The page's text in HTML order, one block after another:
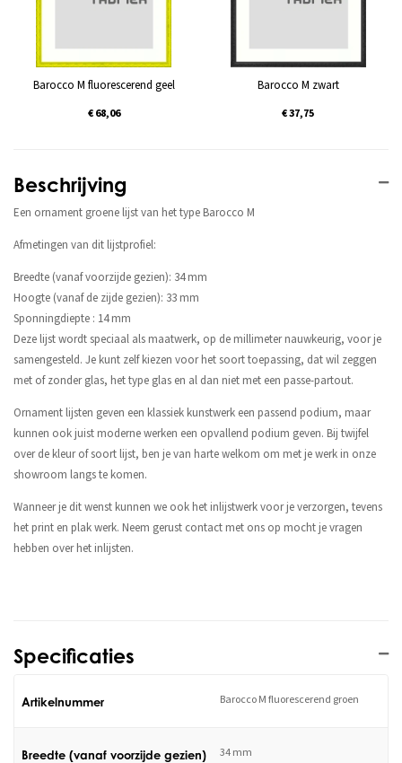
Beschrijving
Een ornament groene lijst van het type Barocco M
Afmetingen van dit lijstprofiel:
Breedte (vanaf voorzijde gezien): 34 mm
Hoogte (vanaf de zijde gezien): 33 mm
Sponningdiepte : 14 mm
Deze lijst wordt speciaal als maatwerk, op de millimeter nauwkeurig, voor je
samengesteld. Je kunt zelf kiezen voor het soort toepassing, dat wil zeggen
met of zonder glas, het type glas en al dan niet met een passe-partout.
Ornament lijsten geven een klassiek kunstwerk een passend podium, maar
kunnen ook juist moderne werken een opvallend podium geven. Bij twijfel
over de kleur of soort lijst, ben je van harte welkom om met je werk in onze
showroom langs te komen.
Wanneer je dit wenst kunnen we ook het inlijstwerk voor je verzorgen, tevens
het print en plak werk. Neem gerust contact met ons op mocht je vragen
hebben over het inlijsten.
Specificaties
Artikelnummer Barocco M fluorescerend groen
Breedte (vanaf voorzijde gezien) 34 mm
Barocco M fluorescerend geel
€ 68,06
Barocco M zwart
€ 37,75